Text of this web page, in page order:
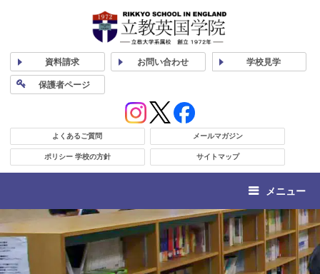
資料請求 お問い合わせ 学校見学
保護者ページ
よくあるご質問 メールマガジン
ポリシー 学校の方針 サイトマップ
メニュー